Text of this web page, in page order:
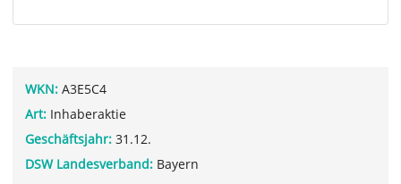
WKN: A3E5C4
Art: Inhaberaktie
Geschäftsjahr: 31.12.
DSW Landesverband: Bayern